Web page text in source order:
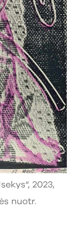
2023,
nuotr.